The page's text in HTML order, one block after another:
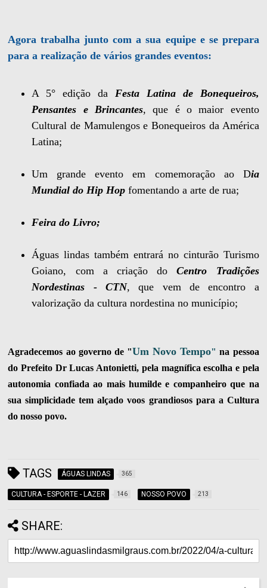
Agora trabalha junto com a sua equipe e se prepara
para a realização de vários grandes eventos:
A 5° edição da Festa Latina de Bonequeiros,
Pensantes e Brincantes, que é o maior evento
Cultural de Mamulengos e Bonequeiros da América
Latina;
Um grande evento em comemoração ao Dia
Mundial do Hip Hop fomentando a arte de rua;
Feira do Livro;
Águas lindas também entrará no cinturão Turismo
Goiano, com a criação doCentro Tradições
Nordestinas - CTN, que vem de encontro a
valorização da cultura nordestina no município;
Agradecemos ao governo de "Um Novo Tempo" na pessoa
do Prefeito Dr Lucas Antonietti, pela magnífica escolha e pela
autonomia confiada ao mais humilde e companheiro que na
sua simplicidade tem alçado voos grandiosos para a Cultura
do nosso povo.
TAGS ÁGUAS LINDAS 365
CULTURA - ESPORTE - LAZER 146 NOSSO POVO 213
SHARE: